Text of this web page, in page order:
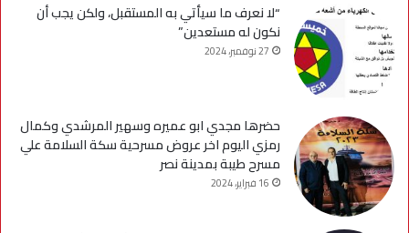
“لا نعرف ما سيأتي به المستقبل، ولكن يجب أن
نكون له مستعدين”
27 نوفمبر، 2024
حضرها مجدي ابو عميره وسهير المرشدي وكمال
رمزي اليوم اخر عروض مسرحية سكة السلامة علي
مسرح طيبة بمدينة نصر
16 فبراير، 2024